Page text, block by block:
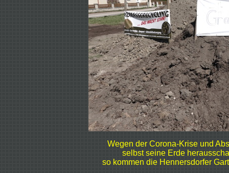
Wegen der Corona-Krise und
selbst seine Erde
so kommen die Hennersdorfer